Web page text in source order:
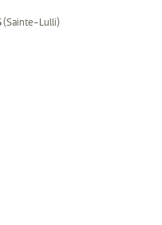
(Sainte-Lulli)